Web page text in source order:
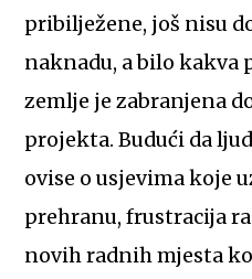
pribilježene, još nisu
naknadu, a bilo kakva
zemlje je zabranjena
projekta. Budući da
ovise o usjevima koje
prehranu, frustracija
novih radnih mjesta